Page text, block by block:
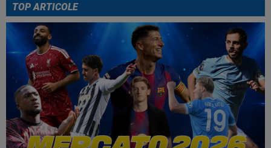
09:49
Gata: făcut praf de Gigi Becali, a decis și vrea
să plece de la FCSB! ”Mi-e și...
09:49
"Dacă e nevoie de o sută de mingi ca să o
dobor, atunci așa să fie!" A produs...
09:34 OFICIAL
Transferul lui Marco Dulca a fost
anunțat
TOP ARTICOLE